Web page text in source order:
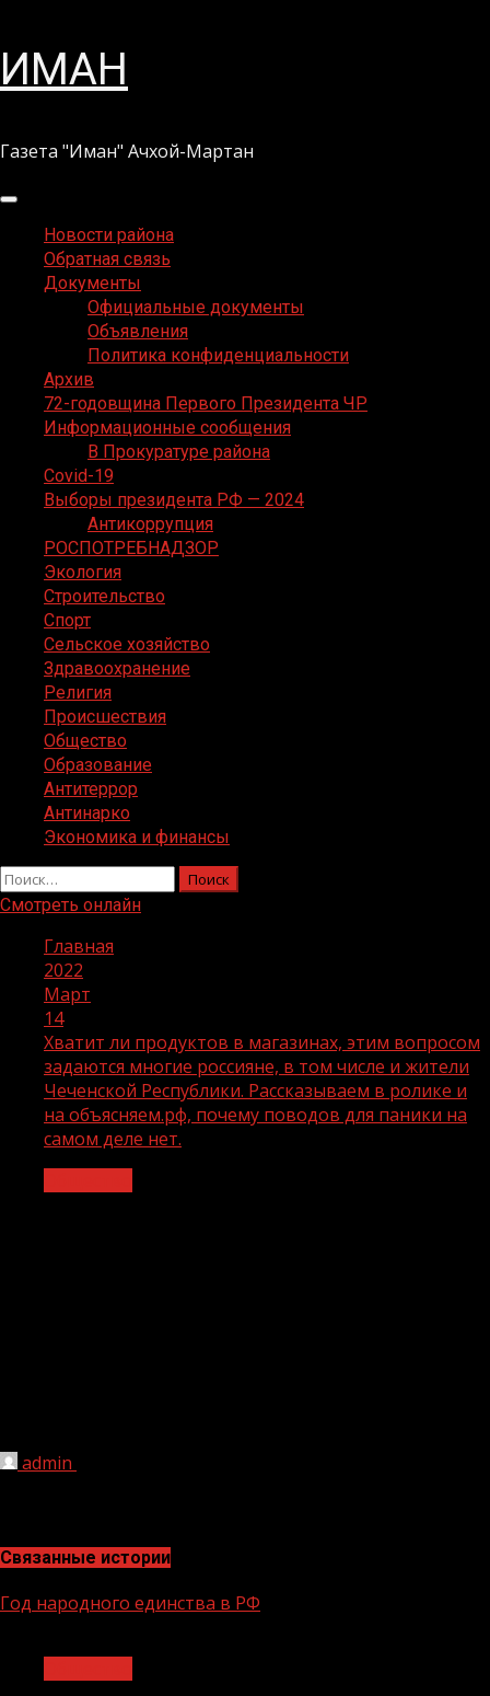
Перейти
кИМАН
Газета "Иман" Ачхой-Мартан
Основное
менюНовости района
Обратная связь
Документы
Официальные документы
Объявления
Политика конфиденциальности
Архив
72-годовщина Первого Президента ЧР
Информационные сообщения
В Прокуратуре района
Covid-19
Выборы президента РФ — 2024
Антикоррупция
РОСПОТРЕБНАДЗОР
Экология
Строительство
Спорт
Сельское хозяйство
Здравоохранение
Религия
Происшествия
Общество
Образование
Антитеррор
Антинарко
Экономика и финансы
Найти:
Смотреть онлайн
Главная
2022
Март
14
Хватит ли продуктов в магазинах, этим вопросом
задаются многие россияне, в том числе и жители
Чеченской Республики. Рассказываем в ролике и
на объясняем.рф, почему поводов для паники на
самом деле нет.
admin
Связанные истории
Год народного единства в РФ